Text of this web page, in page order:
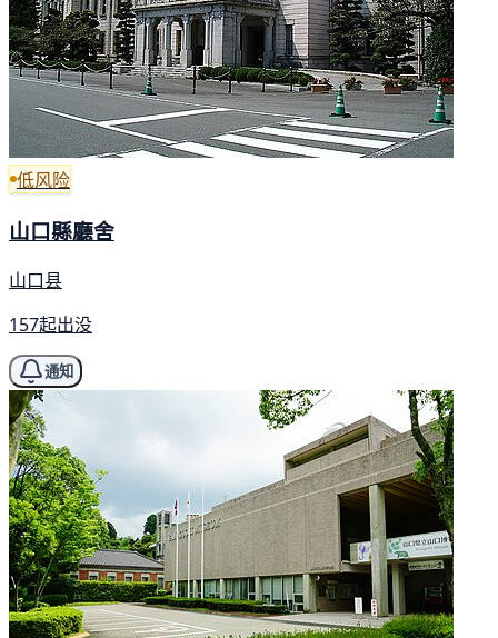
低风险
山口縣廳舍
山口县
157起出没
通知